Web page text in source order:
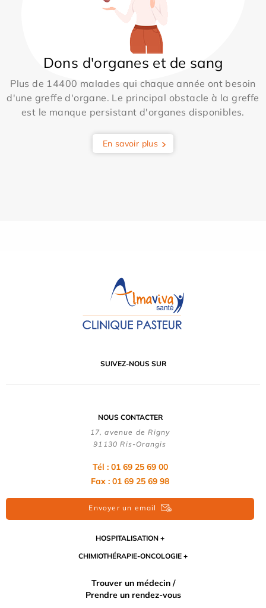
Dons d'organes et de sang
Plus de 14400 malades qui chaque année ont besoin
d'une greffe d'organe. Le principal obstacle à la greffe
est le manque persistant d'organes disponibles.
En savoir plus
SUIVEZ-NOUS SUR
NOUS CONTACTER
17, avenue de Rigny
91130 Ris-Orangis
Tél : 01 69 25 69 00
Fax : 01 69 25 69 98
Envoyer un email
HOSPITALISATION
CHIMIOTHÉRAPIE-ONCOLOGIE
Trouver un médecin /
Prendre un rendez-vous